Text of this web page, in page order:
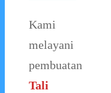
Kami
melayani
pembuatan
Tali